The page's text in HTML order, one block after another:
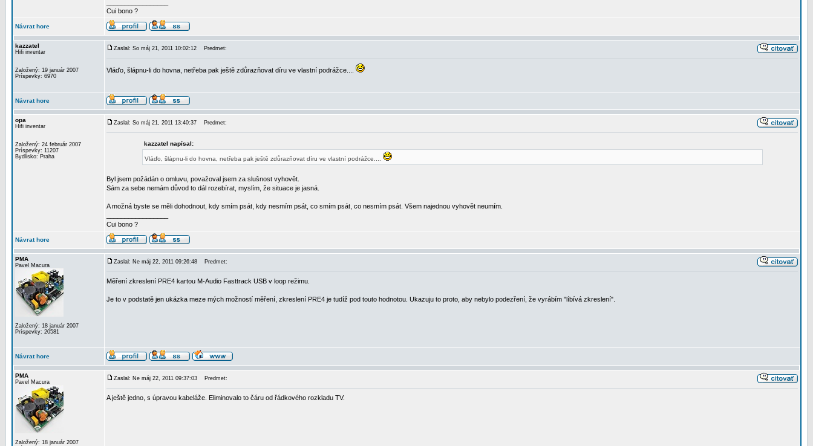
Cui bono ?
Návrat hore
kazzatel
Hifi inventar
Založený: 19 január 2007
Príspevky: 6970
Zaslal: So máj 21, 2011 10:02:12 Predmet:
Vláďo, šlápnu-li do hovna, netřeba pak ještě zdůrazňovat díru ve vlastní podrážce....
Návrat hore
opa
Hifi inventar
Založený: 24 február 2007
Príspevky: 11207
Bydlisko: Praha
Zaslal: So máj 21, 2011 13:40:37 Predmet:
kazzatel napísal:
Vláďo, šlápnu-li do hovna, netřeba pak ještě zdůrazňovat díru ve vlastní podrážce....
Byl jsem požádán o omluvu, považoval jsem za slušnost vyhovět.
Sám za sebe nemám důvod to dál rozebírat, myslím, že situace je jasná.
A možná byste se měli dohodnout, kdy smím psát, kdy nesmím psát, co smím psát, co nesmím psát. Všem najednou vyhovět neumím.
Cui bono ?
Návrat hore
PMA
Pavel Macura
Založený: 18 január 2007
Príspevky: 20581
Zaslal: Ne máj 22, 2011 09:26:48 Predmet:
Měření zkreslení PRE4 kartou M-Audio Fasttrack USB v loop režimu.
Je to v podstatě jen ukázka meze mých možností měření, zkreslení PRE4 je tudíž pod touto hodnotou. Ukazuju to proto, aby nebylo podezření, že vyrábím "líbívá zkreslení".
Návrat hore
PMA
Pavel Macura
Založený: 18 január 2007
Zaslal: Ne máj 22, 2011 09:37:03 Predmet:
A ještě jedno, s úpravou kabeláže. Eliminovalo to čáru od řádkového rozkladu TV.